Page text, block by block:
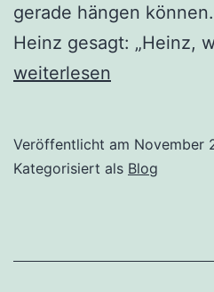
gerade hängen
Heinz gesagt: „Heinz,
weiterlesen
Veröffentlicht am November
Kategorisiert als Blog